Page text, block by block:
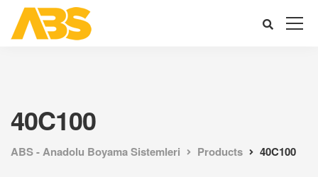
40C100
ABS - Anadolu Boyama Sistemleri Products 40C100